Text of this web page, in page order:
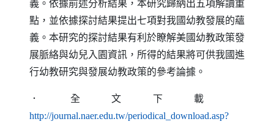
義。依據前述分析結果，本研究歸納出五項解讀重
點，並依據探討結果提出七項對我國幼教發展的蘊
義。本研究的探討結果有利於瞭解美國幼教政策發
展脈絡與幼兒入園資訊，所得的結果將可供我國進
行幼教研究與發展幼教政策的參考論據。
．全文下載
http://journal.naer.edu.tw/periodical_download.asp?